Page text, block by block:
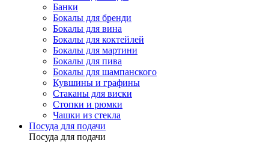
Банки
Бокалы для бренди
Бокалы для вина
Бокалы для коктейлей
Бокалы для мартини
Бокалы для пива
Бокалы для шампанского
Кувшины и графины
Стаканы для виски
Стопки и рюмки
Чашки из стекла
Посуда для подачи
Посуда для подачи